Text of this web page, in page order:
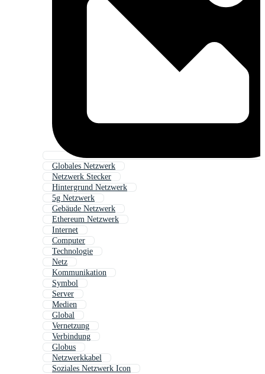
Globales Netzwerk
Netzwerk Stecker
Hintergrund Netzwerk
5g Netzwerk
Gebäude Netzwerk
Ethereum Netzwerk
Internet
Computer
Technologie
Netz
Kommunikation
Symbol
Server
Medien
Global
Vernetzung
Verbindung
Globus
Netzwerkkabel
Soziales Netzwerk Icon